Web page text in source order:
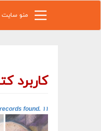
منو سایت
کاربرد
۱۱ records found.‎